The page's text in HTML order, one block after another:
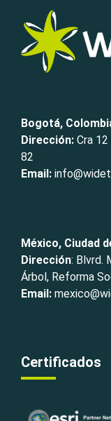
Bogotá,
Dirección: Cra
82
Email:
México, Ciudad
Dirección: Blvrd.
Árbol, Reforma
Email:
Certificados